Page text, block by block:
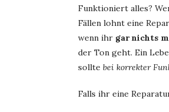
Funktioniert alles?
Fällen lohnt eine
wenn ihr gar nichts
der Ton geht. Ein
sollte bei korrekter
Falls ihr eine